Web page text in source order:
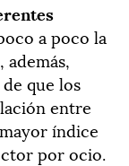
a poco la
que los
entre
índice
por ocio.